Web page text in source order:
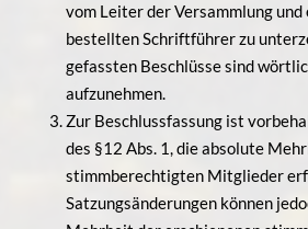
vom Leiter der Versammlung und
bestellten Schriftführer zu
gefassten Beschlüsse sind
aufzunehmen.
Zur Beschlussfassung ist
des §12 Abs. 1, die absolute
stimmberechtigten Mitglieder
Satzungsänderungen können